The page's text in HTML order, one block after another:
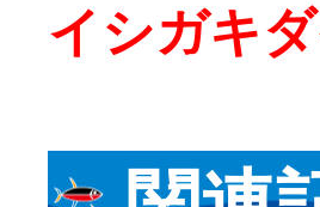
イシガキ